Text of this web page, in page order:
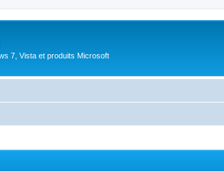
7, Vista et produits Microsoft